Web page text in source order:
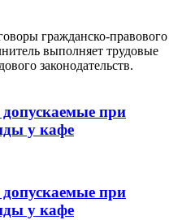
гражданско-правового
выполняет трудовые
законодательств.
при
у кафе
при
у кафе